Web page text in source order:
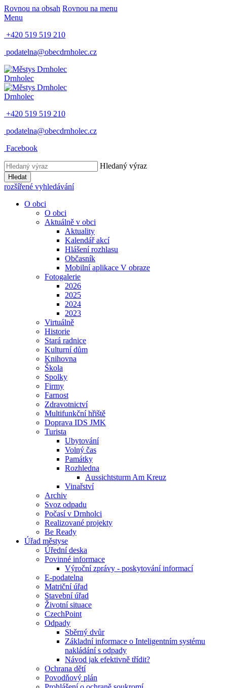
Rovnou na obsah Rovnou na menu
Menu
+420 519 519 210
podatelna@obecdrnholec.cz
Drnholec
Drnholec
+420 519 519 210
podatelna@obecdrnholec.cz
Facebook
Hledaný výraz
Hledat
rozšířené vyhledávání
O obci
O obci
Aktuálně v obci
Aktuality
Kalendář akcí
Hlášení rozhlasu
Občasník
Mobilní aplikace V obraze
Fotogalerie
2026
2025
2024
2023
Virtuálně
Historie
Stará radnice
Kulturní dům
Knihovna
Škola
Spolky
Firmy
Farnost
Zdravotnictví
Multifunkční hřiště
Doprava IDS JMK
Turista
Ubytování
Volný čas
Památky
Rozhledna
Aussichtsturm Am Kreuz
Vinařství
Archiv
Svoz odpadu
Počasí v Drnholci
Realizované projekty
Be Ready
Úřad městyse
Úřední deska
Povinné informace
Výroční zprávy - poskytování informací
E-podatelna
Matriční úřad
Stavební úřad
Životní situace
CzechPoint
Odpady
Sběrný dvůr
Základní informace o Inteligentním systému
nakládání s odpady
Návod jak efektivně třídit?
Ochrana dětí
Povodňový plán